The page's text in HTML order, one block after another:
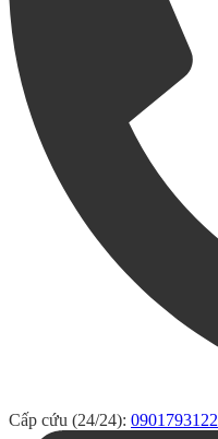
Cấp cứu (24/24): 0901793122